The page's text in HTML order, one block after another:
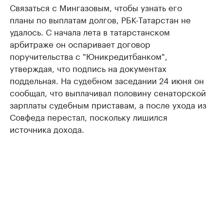
Связаться с Мингазовым, чтобы узнать его
планы по выплатам долгов, РБК-Татарстан не
удалось. С начала лета в татарстанском
арбитраже он оспаривает договор
поручительства с "Юникредитбанком",
утверждая, что подпись на документах
поддельная. На судебном заседании 24 июня он
сообщал, что выплачивал половину сенаторской
зарплаты судебным приставам, а после ухода из
Совфеда перестал, поскольку лишился
источника дохода.